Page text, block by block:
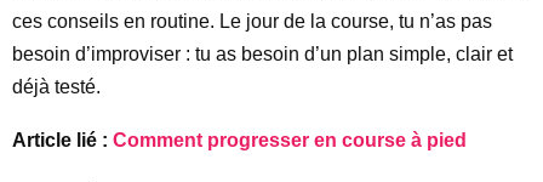
ces conseils en routine. Le jour de la course, tu n’as pas
besoin d’improviser : tu as besoin d’un plan simple, clair et
déjà testé.
Article lié : Comment progresser en course à pied